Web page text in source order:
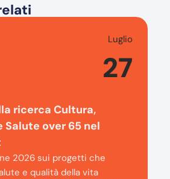
Luglio
27
ricerca Cultura,
Salute over 65 nel
2026 sui progetti che
e qualità della vita